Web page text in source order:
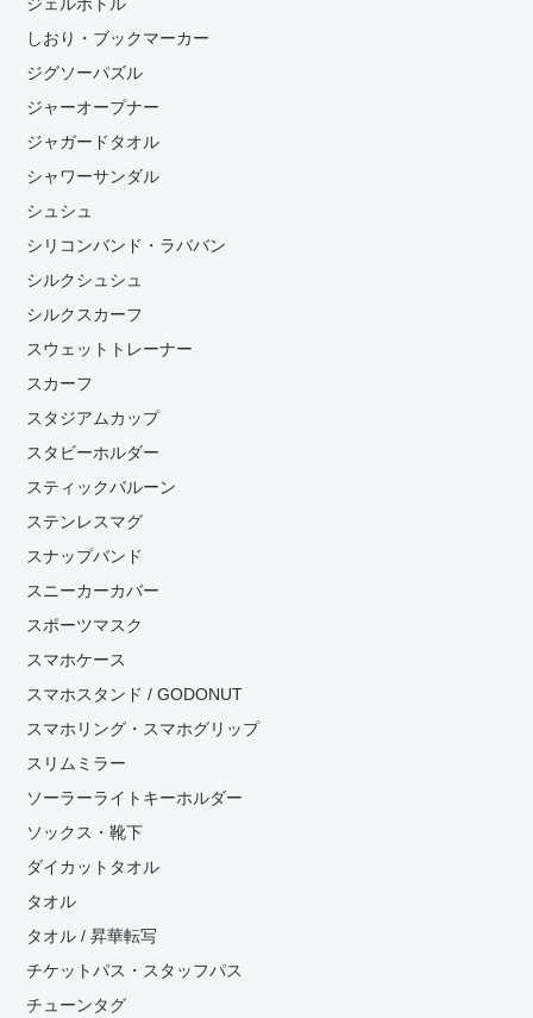
ジェルボトル
しおり・ブックマーカー
ジグソーパズル
ジャーオープナー
ジャガードタオル
シャワーサンダル
シュシュ
シリコンバンド・ラババン
シルクシュシュ
シルクスカーフ
スウェットトレーナー
スカーフ
スタジアムカップ
スタビーホルダー
スティックバルーン
ステンレスマグ
スナップバンド
スニーカーカバー
スポーツマスク
スマホケース
スマホスタンド / GODONUT
スマホリング・スマホグリップ
スリムミラー
ソーラーライトキーホルダー
ソックス・靴下
ダイカットタオル
タオル
タオル / 昇華転写
チケットパス・スタッフパス
チューンタグ